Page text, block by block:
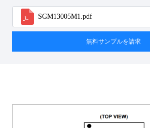
SGM13005M1.pdf
無料サンプルを請求